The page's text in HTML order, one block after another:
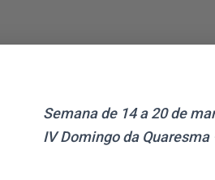
Semana de 14 a 20 de
IV Domingo da Quaresma